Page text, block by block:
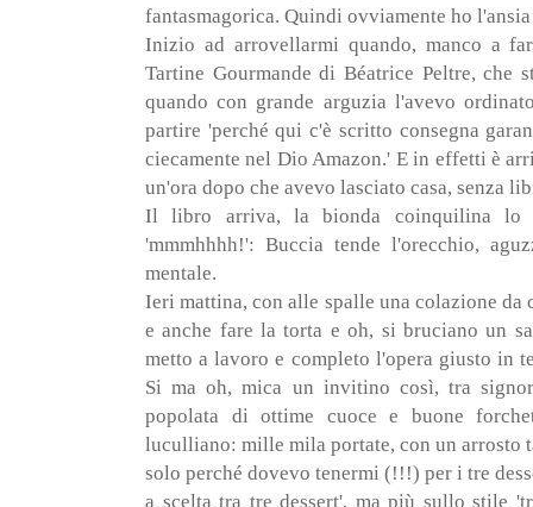
fantasmagorica. Quindi ovviamente ho
Inizio ad arrovellarmi quando, manco a
Tartine Gourmande di Béatrice Peltre, che
quando con grande arguzia l'avevo
partire 'perché qui c'è scritto consegna
ciecamente nel Dio Amazon.' E in effetti è
un'ora dopo che avevo lasciato casa, senza
Il libro arriva, la bionda coinquilina lo
'mmmhhhh!': Buccia tende l'orecchio,
mentale.
Ieri mattina, con alle spalle una colazione da
e anche fare la torta e oh, si bruciano un
metto a lavoro e completo l'opera giusto in
Si ma oh, mica un invitino così, tra
popolata di ottime cuoce e buone
luculliano: mille mila portate, con un arrosto
solo perché dovevo tenermi (!!!) per i tre
a scelta tra tre dessert', ma più sullo stile